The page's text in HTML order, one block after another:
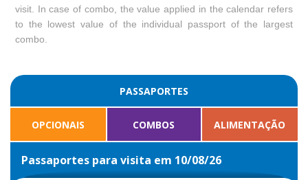
visit. In case of combo, the value applied in the calendar refers
to the lowest value of the individual passport of the largest
combo.
PASSAPORTES
OPCIONAIS COMBOS ALIMENTAÇÃO
Passaportes para visita em 10/08/26